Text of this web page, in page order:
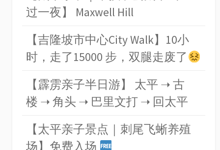
过一夜】 Maxwell Hill
【吉隆坡市中心City Walk】10小
时，走了15000 步，双腿走废了
【霹雳亲子半日游】 太平 ➝ 古
楼 ➝ 角头 ➝ 巴里文打 ➝ 回太平
【太平亲子景点｜刺尾飞蜥养殖
场】免费入场